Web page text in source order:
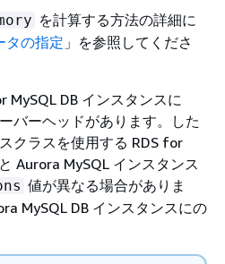
を計算する方法の詳細に
タの指定 」を参照してくださ
MySQL DB インスタンスに
バーヘッドがあります。した
クラスを使用する RDS for
Aurora MySQL インスタンス
値が異なる場合がありま
MySQL DB インスタンスにの